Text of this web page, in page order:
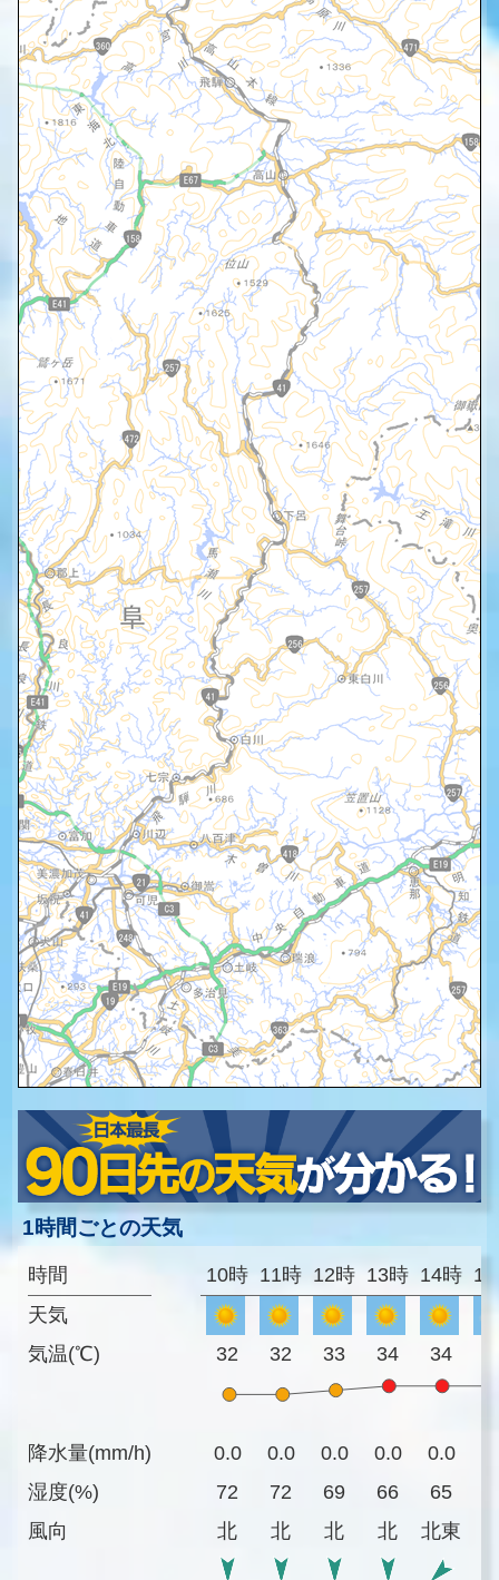
1時間ごとの天気
時間
天気
気温(℃)
降水量(mm/h)
湿度(%)
風向
10時 11時 12時 13時 14時
32 32 33 34 34
0.0 0.0 0.0 0.0 0.0
72
72 69 66 65
北
北 北 北 北東